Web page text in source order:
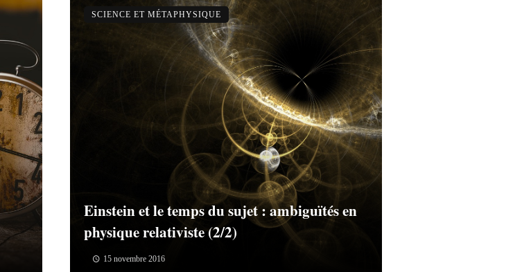
Einstein et le temps du sujet : ambiguïtés en
physique relativiste (2/2)
15 novembre 2016
SCIENCE ET MÉTAPHYSIQUE